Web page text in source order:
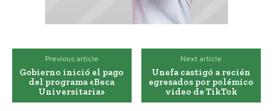
Previous article
Gobierno inició el pago
del programa «Beca
Universitaria»
Next article
Unefa castigó a recién
egresados por polémico
video de TikTok